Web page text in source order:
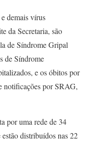
demais vírus
da Secretaria, são
de Síndrome Gripal
de Síndrome
e os óbitos por
notificações por SRAG,
por uma rede de 34
distribuídos nas 22